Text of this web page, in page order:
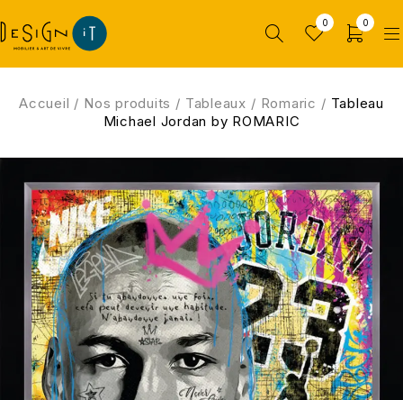
0 0
Accueil / Nos produits / Tableaux / Romaric / Tableau
Michael Jordan by ROMARIC